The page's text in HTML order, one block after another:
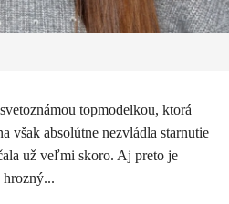
topmodelkou, ktorá
však absolútne nezvládla starnutie
už veľmi skoro. Aj preto je